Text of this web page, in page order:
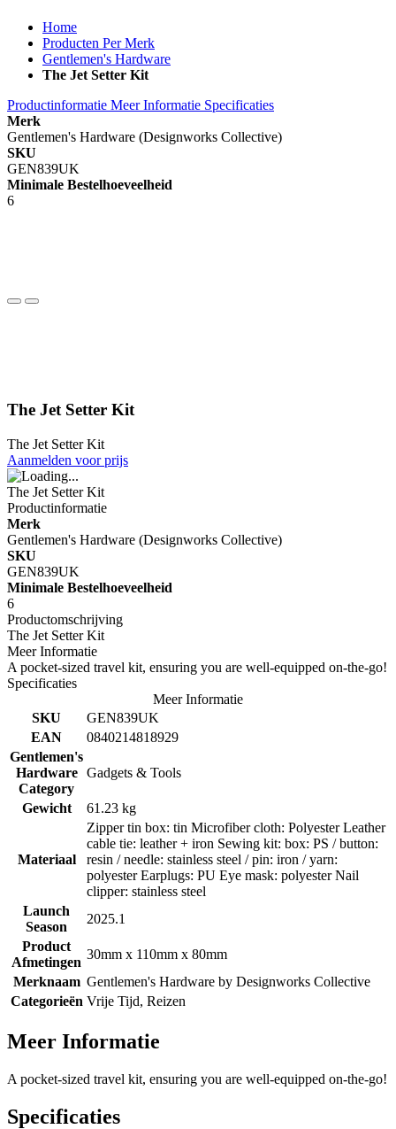
Home
Producten Per Merk
Gentlemen's Hardware
The Jet Setter Kit
Productinformatie Meer Informatie Specificaties
Merk
Gentlemen's Hardware (Designworks Collective)
SKU
GEN839UK
Minimale Bestelhoeveelheid
6
The Jet Setter Kit
The Jet Setter Kit
Aanmelden voor prijs
The Jet Setter Kit
Productinformatie
Merk
Gentlemen's Hardware (Designworks Collective)
SKU
GEN839UK
Minimale Bestelhoeveelheid
6
Productomschrijving
The Jet Setter Kit
Meer Informatie
A pocket-sized travel kit, ensuring you are well-equipped on-the-go!
Specificaties
Meer Informatie
SKU
GEN839UK
EAN
0840214818929
Gentlemen's
Hardware
Category
Gadgets & Tools
Gewicht 61.23 kg
Materiaal
Zipper tin box: tin Microfiber cloth: Polyester Leather
cable tie: leather + iron Sewing kit: box: PS / button:
resin / needle: stainless steel / pin: iron / yarn:
polyester Earplugs: PU Eye mask: polyester Nail
clipper: stainless steel
Launch
Season
2025.1
Product
Afmetingen
30mm x 110mm x 80mm
Merknaam Gentlemen's Hardware by Designworks Collective
Categorieën Vrije Tijd, Reizen
Meer Informatie
A pocket-sized travel kit, ensuring you are well-equipped on-the-go!
Specificaties